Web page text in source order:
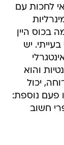
לחכות עם
בכוס היין
יש
והוא
יכול
105 ש"ח. פסקנו פעם נוספת:
חשוב